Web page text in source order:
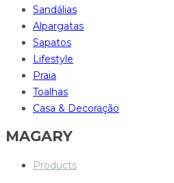
Sandálias
Alpargatas
Sapatos
Lifestyle
Praia
Toalhas
Casa & Decoração
MAGARY
Products